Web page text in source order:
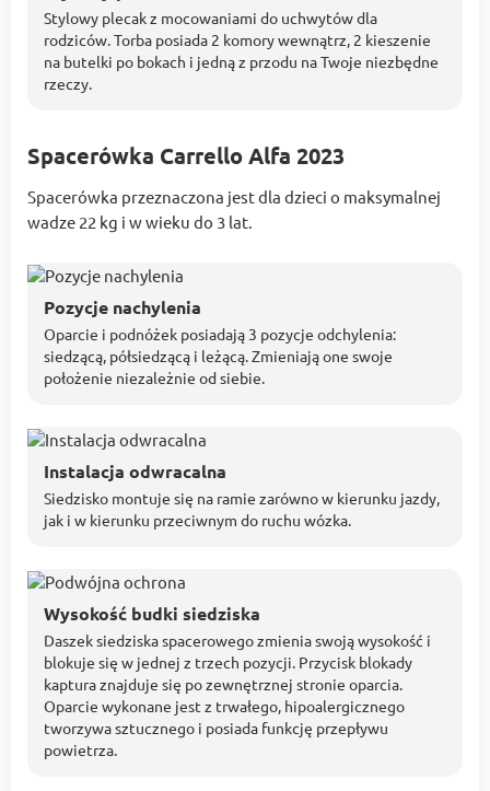
Stylowy plecak z mocowaniami do uchwytów dla
rodziców. Torba posiada 2 komory wewnątrz, 2 kieszenie
na butelki po bokach i jedną z przodu na Twoje niezbędne
rzeczy.
Spacerówka Carrello Alfa 2023
Spacerówka przeznaczona jest dla dzieci o maksymalnej
wadze 22 kg i w wieku do 3 lat.
Pozycje nachylenia
Oparcie i podnóżek posiadają 3 pozycje odchylenia:
siedzącą, półsiedzącą i leżącą. Zmieniają one swoje
położenie niezależnie od siebie.
Instalacja odwracalna
Siedzisko montuje się na ramie zarówno w kierunku jazdy,
jak i w kierunku przeciwnym do ruchu wózka.
Wysokość budki siedziska
Daszek siedziska spacerowego zmienia swoją wysokość i
blokuje się w jednej z trzech pozycji. Przycisk blokady
kaptura znajduje się po zewnętrznej stronie oparcia.
Oparcie wykonane jest z trwałego, hipoalergicznego
tworzywa sztucznego i posiada funkcję przepływu
powietrza.